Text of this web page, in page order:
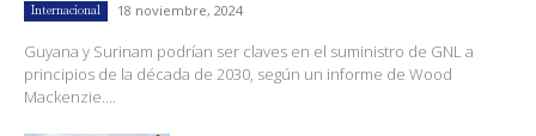
Internacional 18 noviembre, 2024
Guyana y Surinam podrían ser claves en el suministro de GNL a
principios de la década de 2030, según un informe de Wood
Mackenzie....